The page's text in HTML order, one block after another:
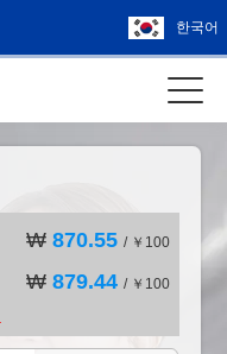
한국어
₩870.55 / ￥100
₩879.44 / ￥100